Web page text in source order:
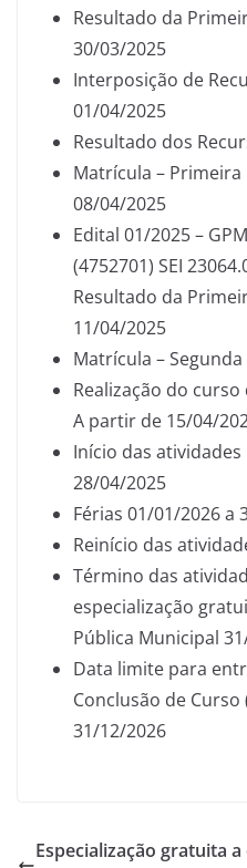
Resultado da
30/03/2025
Interposição de
01/04/2025
Resultado dos
Matrícula –
08/04/2025
Edital 01/2025 –
(4752701) SEI
Resultado da
11/04/2025
Matrícula –
Realização do
A partir de 15/04/
Início das
28/04/2025
Férias 01/01/2026 a
Reinício das
Término das
especialização
Pública Municipal
Data limite para
Conclusão de
31/12/2026
Especialização gratuita